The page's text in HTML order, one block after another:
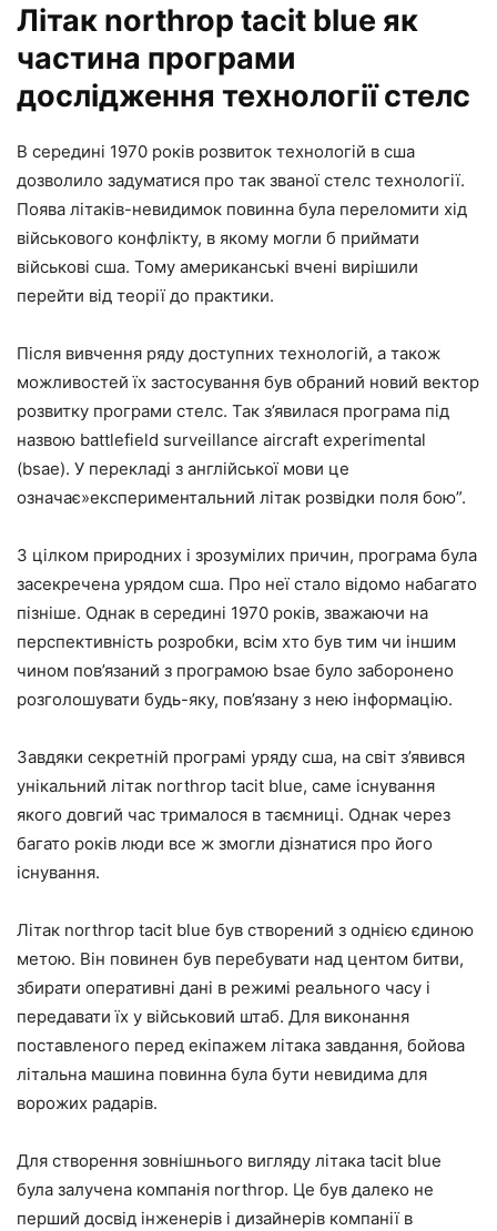
Літак northrop tacit blue як
частина програми
дослідження технології стелс
В середині 1970 років розвиток технологій в сша
дозволило задуматися про так званої стелс технології.
Поява літаків-невидимок повинна була переломити хід
військового конфлікту, в якому могли б приймати
військові сша. Тому американські вчені вирішили
перейти від теорії до практики.
Після вивчення ряду доступних технологій, а також
можливостей їх застосування був обраний новий вектор
розвитку програми стелс. Так з’явилася програма під
назвою battlefield surveillance aircraft experimental
(bsae). У перекладі з англійської мови це
означає»експериментальний літак розвідки поля бою”.
З цілком природних і зрозумілих причин, програма була
засекречена урядом сша. Про неї стало відомо набагато
пізніше. Однак в середині 1970 років, зважаючи на
перспективність розробки, всім хто був тим чи іншим
чином пов’язаний з програмою bsae було заборонено
розголошувати будь-яку, пов’язану з нею інформацію.
Завдяки секретній програмі уряду сша, на світ з’явився
унікальний літак northrop tacit blue, саме існування
якого довгий час трималося в таємниці. Однак через
багато років люди все ж змогли дізнатися про його
існування.
Літак northrop tacit blue був створений з однією єдиною
метою. Він повинен був перебувати над центом битви,
збирати оперативні дані в режимі реального часу і
передавати їх у військовий штаб. Для виконання
поставленого перед екіпажем літака завдання, бойова
літальна машина повинна була бути невидима для
ворожих радарів.
Для створення зовнішнього вигляду літака tacit blue
була залучена компанія northrop. Це був далеко не
перший досвід інженерів і дизайнерів компанії в